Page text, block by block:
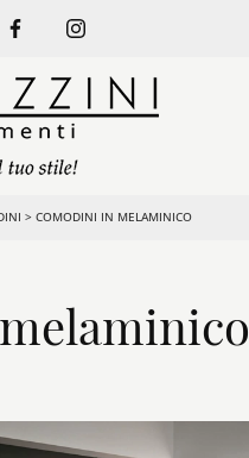
> COMODINI IN MELAMINICO